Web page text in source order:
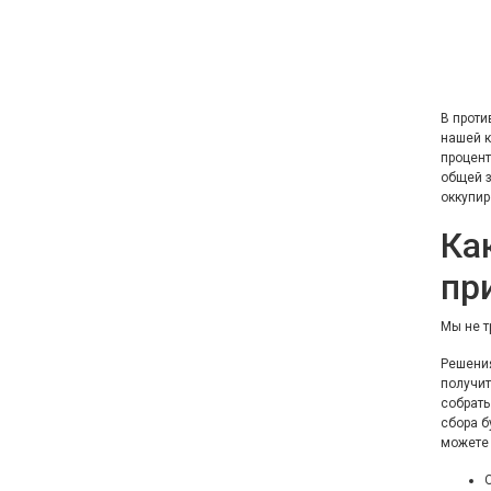
В
нашей
общей
Мы не
сбора
можете